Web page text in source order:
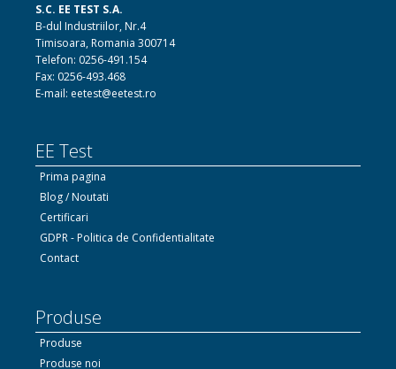
S.C. EE TEST S.A.
B-dul Industriilor, Nr.4
Timisoara, Romania 300714
Telefon: 0256-491.154
Fax: 0256-493.468
E-mail: eetest@eetest.ro
EE Test
Prima pagina
Blog / Noutati
Certificari
GDPR - Politica de Confidentialitate
Contact
Produse
Produse
Produse noi